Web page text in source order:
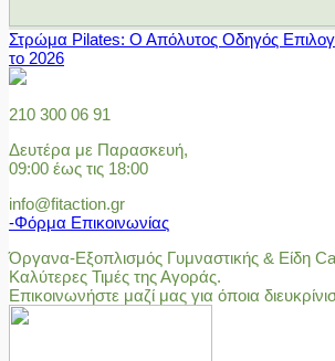
Στρώμα Pilates: Ο Απόλυτος Οδηγός
το 2026
210 300 06 91
Δευτέρα με Παρασκευή,
09:00 έως τις 18:00
info@fitaction.gr
-Φόρμα Επικοινωνίας
Όργανα-Εξοπλισμός Γυμναστικής & Είδη
Καλύτερες Τιμές της Αγοράς.
Επικοινωνήστε μαζί μας για όποια